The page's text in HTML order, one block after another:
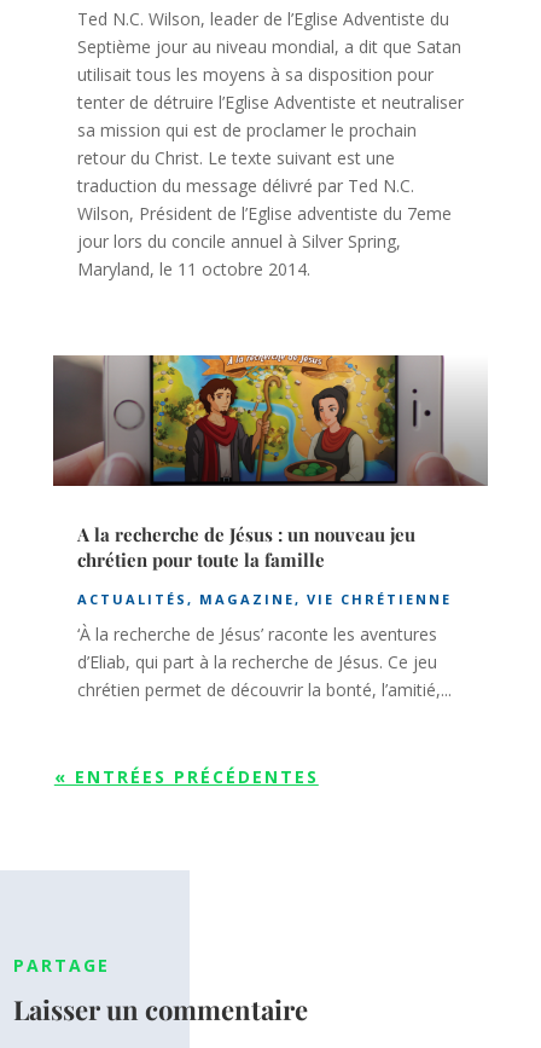
Ted N.C. Wilson, leader de l’Eglise Adventiste du
Septième jour au niveau mondial, a dit que Satan
utilisait tous les moyens à sa disposition pour
tenter de détruire l’Eglise Adventiste et neutraliser
sa mission qui est de proclamer le prochain
retour du Christ. Le texte suivant est une
traduction du message délivré par Ted N.C.
Wilson, Président de l’Eglise adventiste du 7eme
jour lors du concile annuel à Silver Spring,
Maryland, le 11 octobre 2014.
A la recherche de Jésus : un nouveau jeu
chrétien pour toute la famille
ACTUALITÉS , MAGAZINE, VIE CHRÉTIENNE
‘À la recherche de Jésus’ raconte les aventures
d’Eliab, qui part à la recherche de Jésus. Ce jeu
chrétien permet de découvrir la bonté, l’amitié,...
« ENTRÉES PRÉCÉDENTES
PARTAGE
Laisser un commentaire